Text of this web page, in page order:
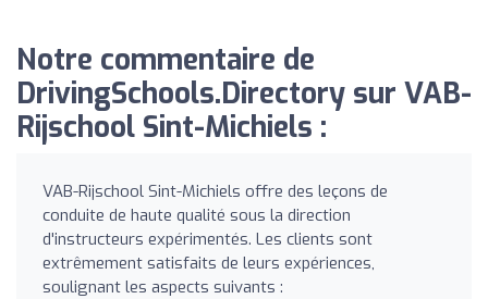
Notre commentaire de
DrivingSchools.Directory sur VAB-
Rijschool Sint-Michiels :
VAB-Rijschool Sint-Michiels offre des leçons de
conduite de haute qualité sous la direction
d'instructeurs expérimentés. Les clients sont
extrêmement satisfaits de leurs expériences,
soulignant les aspects suivants :